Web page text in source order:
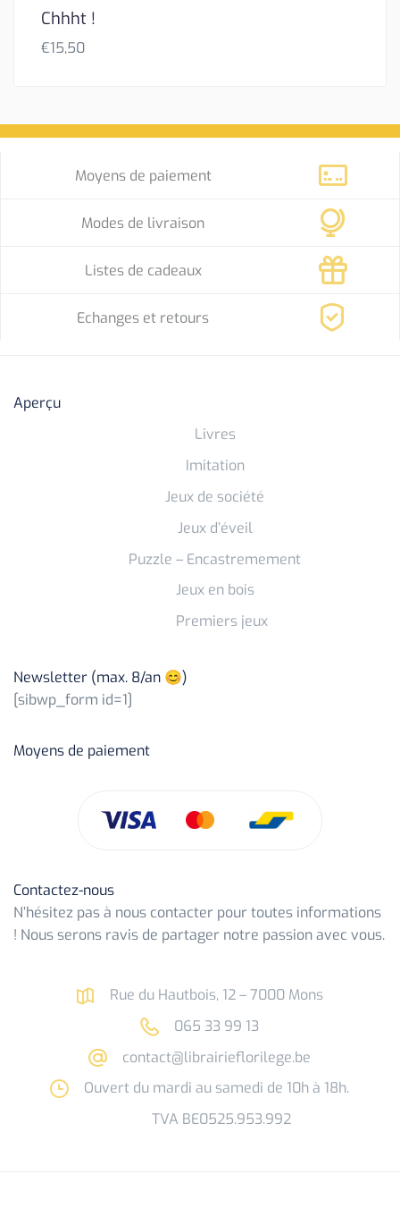
Chhht !
€15,50
Moyens de paiement
Modes de livraison
Listes de cadeaux
Echanges et retours
Aperçu
Livres
Imitation
Jeux de société
Jeux d’éveil
Puzzle – Encastremement
Jeux en bois
Premiers jeux
Newsletter (max. 8/an 😊)
[sibwp_form id=1]
Moyens de paiement
Contactez-nous
N’hésitez pas à nous contacter pour toutes informations
! Nous serons ravis de partager notre passion avec vous.
Rue du Hautbois, 12 – 7000 Mons
065 33 99 13
contact@librairieflorilege.be
Ouvert du mardi au samedi de 10h à 18h.
TVA BE0525.953.992